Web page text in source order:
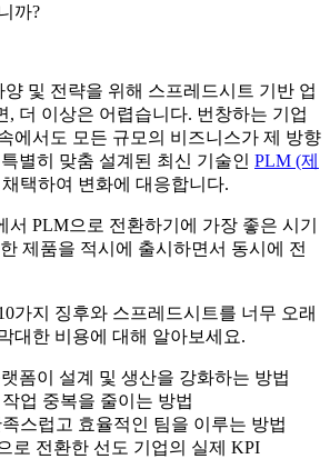
까?
및 전략을 위해 스프레드시트 기반 업
, 더 이상은 어렵습니다. 번창하는 기업
에서도 모든 규모의 비즈니스가 제 방향
별히 맞춤 설계된 최신 기술인 PLM (제
채택하여 변화에 대응합니다.
서 PLM으로 전환하기에 가장 좋은 시기
제품을 적시에 출시하면서 동시에 전
가지 징후와 스프레드시트를 너무 오래
대한 비용에 대해 알아보세요.
폼이 설계 및 생산을 강화하는 방법
업 중복을 줄이는 방법
스럽고 효율적인 팀을 이루는 방법
로 전환한 선도 기업의 실제 KPI